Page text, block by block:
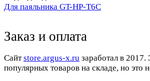
Для паяльника GT-HP-T6С
Заказ и оплата
Cайтstore.argus-x.ru заработал в
популярных товаров на складе, но это